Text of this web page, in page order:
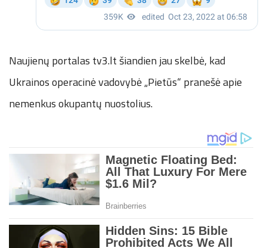
Naujienų portalas tv3.lt šiandien jau skelbė, kad
Ukrainos operacinė vadovybė „Pietūs“ pranešė apie
nemenkus okupantų nuostolius.